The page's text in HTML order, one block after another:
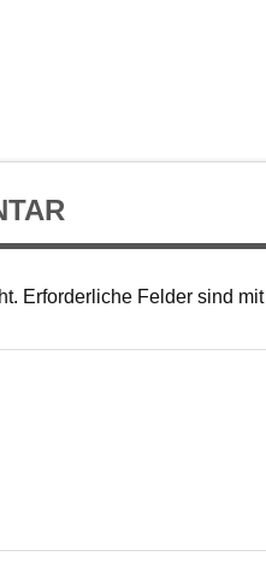
Erforderliche Felder sind mit